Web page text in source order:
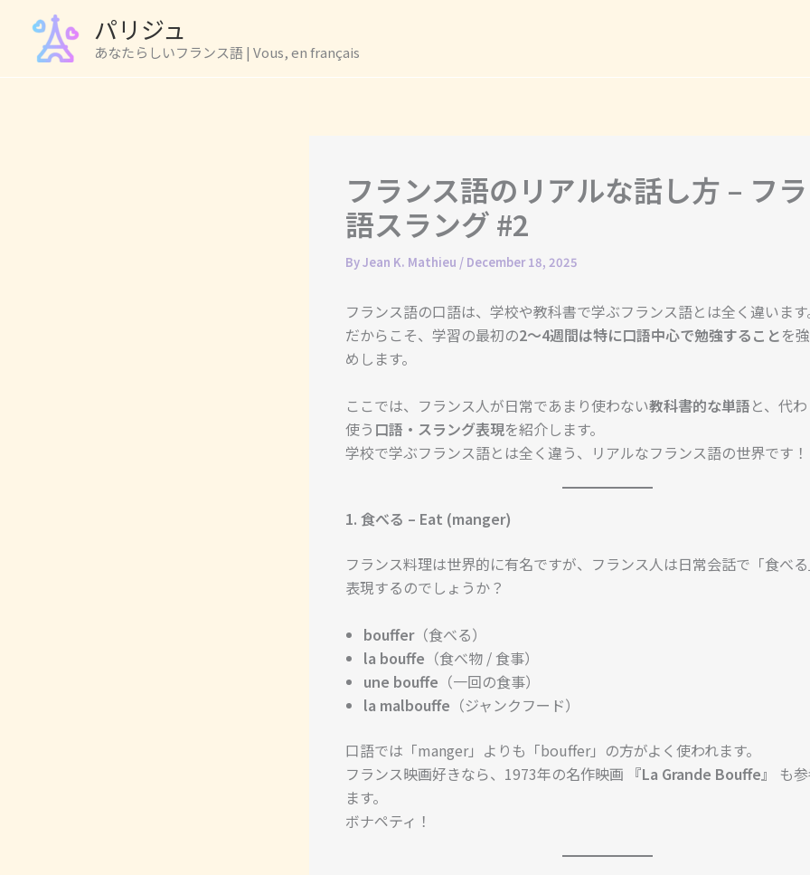
content
パリジュ
あなたらしいフランス語 | Vous, en français
フランス語のリアルな話し方 – フ
語スラング #2
ByJean K. Mathieu / December 18, 2025
フランス語の口語は、学校や教科書で学ぶフランス語とは全く違いま
だからこそ、学習の最初の2～4週間は特に口語中心で勉強することを
めします。
ここでは、フランス人が日常であまり使わない教科書的な単語と、代
使う 口語・スラング表現を紹介します。
学校で学ぶフランス語とは全く違う、リアルなフランス語の世界です！
1. 食べる – Eat (manger)
フランス料理は世界的に有名ですが、フランス人は日常会話で「食べ
表現するのでしょうか？
bouffer（食べる）
la bouffe （食べ物 / 食事）
une bouffe （一回の食事）
la malbouffe （ジャンクフード）
口語では「manger」よりも「bouffer」の方がよく使われます。
フランス映画好きなら、1973年の名作映画 『La Grande Bouffe』
も
ます。
ボナペティ！